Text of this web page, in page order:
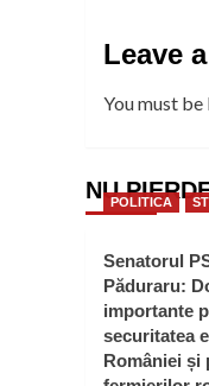
Leave
You must be
NUPOLITICA
Senatorul
Păduraru:
importante
securitatea
României și